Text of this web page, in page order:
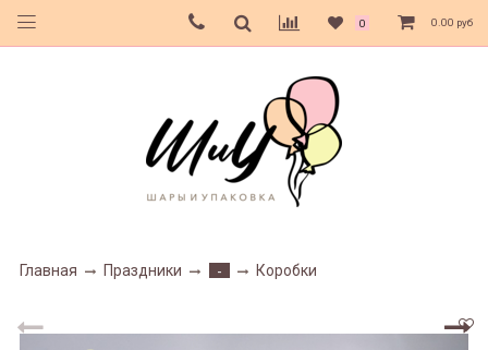
0 0.00 руб
Главная Праздники - Коробки